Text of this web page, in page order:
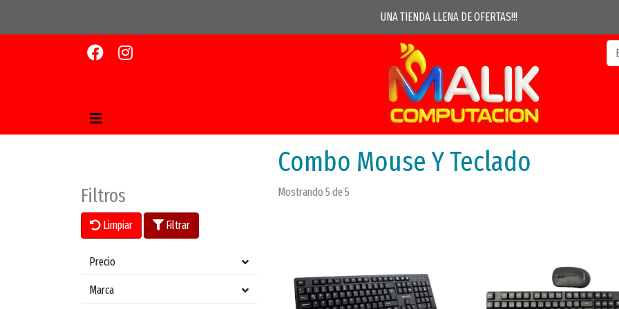
UNA TIENDA LLENA DE OFERTAS!!!
Combo Mouse Y Teclado
Filtros
Limpiar Filtrar
Precio
Marca
Mostrando 5 de 5